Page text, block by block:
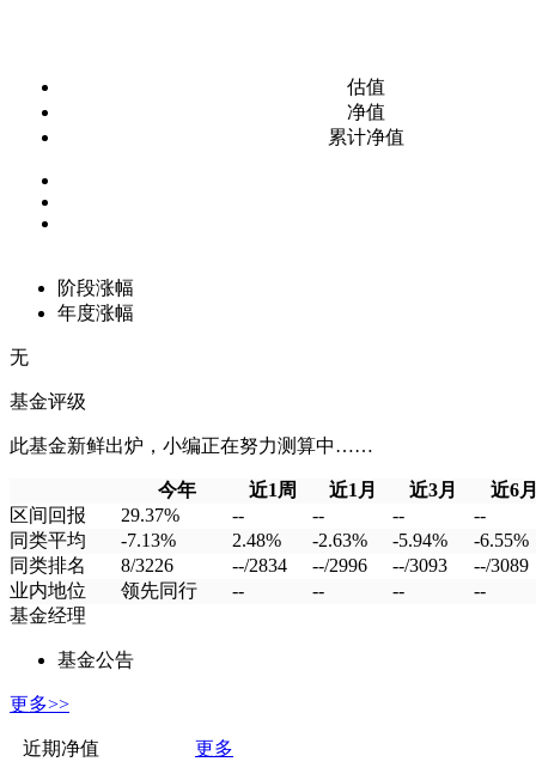
估值
净值
累计净值
阶段涨幅
年度涨幅
无
基金评级
此基金新鲜出炉，小编正在努力测算中……
今年 近1周 近1月 近3月
近6
区间回报
29.37% -- -- --
--
同类平均
-7.13% 2.48% -2.63% -5.94%
-6.55%
同类排名
8/3226 --/2834 --/2996 --/3093
--/3089
业内地位
领先同行 -- -- --
--
基金经理
基金公告
更多>>
近期净值 更多